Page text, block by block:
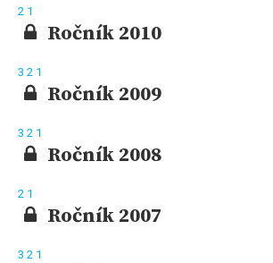
2 1
Ročník 2010
3 2 1
Ročník 2009
3 2 1
Ročník 2008
2 1
Ročník 2007
3 2 1